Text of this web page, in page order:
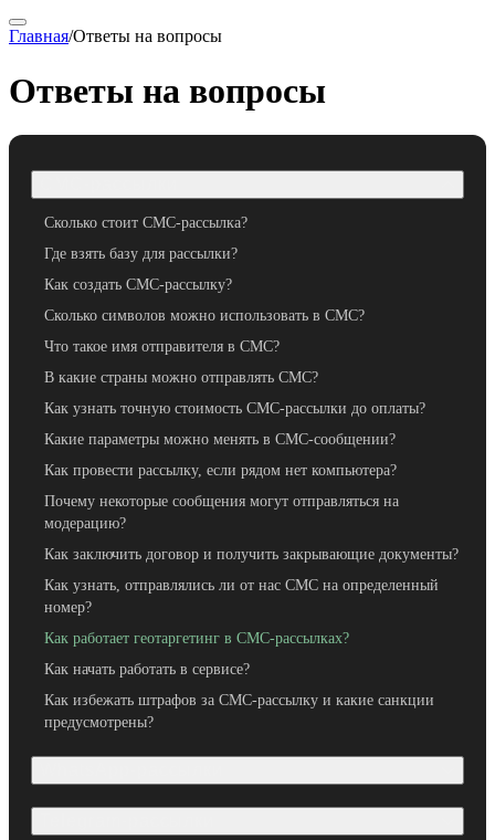
Главная/Ответы на вопросы
Ответы на вопросы
Сколько стоит СМС-рассылка?
Где взять базу для рассылки?
Как создать СМС-рассылку?
Сколько символов можно использовать в СМС?
Что такое имя отправителя в СМС?
В какие страны можно отправлять СМС?
Как узнать точную стоимость СМС-рассылки до оплаты?
Какие параметры можно менять в СМС-сообщении?
Как провести рассылку, если рядом нет компьютера?
Почему некоторые сообщения могут отправляться на
модерацию?
Как заключить договор и получить закрывающие документы?
Как узнать, отправлялись ли от нас СМС на определенный
номер?
Как работает геотаргетинг в СМС-рассылках?
Как начать работать в сервисе?
Как избежать штрафов за СМС-рассылку и какие санкции
предусмотрены?